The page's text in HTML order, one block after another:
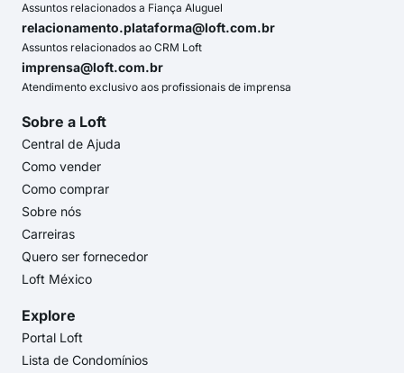
Assuntos relacionados a Fiança Aluguel
relacionamento.plataforma@loft.com.br
Assuntos relacionados ao CRM Loft
imprensa@loft.com.br
Atendimento exclusivo aos profissionais de imprensa
Sobre a Loft
Central de Ajuda
Como vender
Como comprar
Sobre nós
Carreiras
Quero ser fornecedor
Loft México
Explore
Portal Loft
Lista de Condomínios